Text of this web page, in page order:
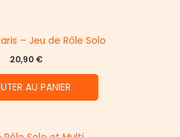
– Jeu de Rôle Solo
20,90 €
AU PANIER